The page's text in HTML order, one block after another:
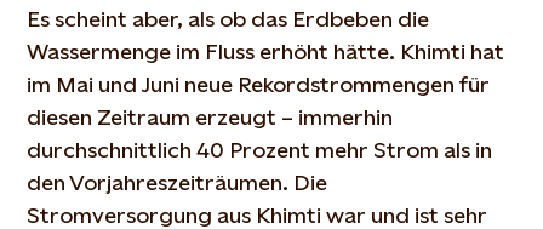
Es scheint aber, als ob das Erdbeben die
Wassermenge im Fluss erhöht hätte. Khimti hat
im Mai und Juni neue Rekordstrommengen für
diesen Zeitraum erzeugt – immerhin
durchschnittlich 40 Prozent mehr Strom als in
den Vorjahreszeiträumen. Die
Stromversorgung aus Khimti war und ist sehr